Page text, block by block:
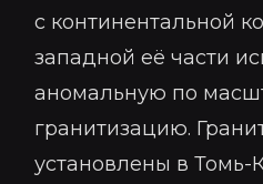
с континентальной
западной её части
аномальную по
гранитизацию.
установлены в Томь-